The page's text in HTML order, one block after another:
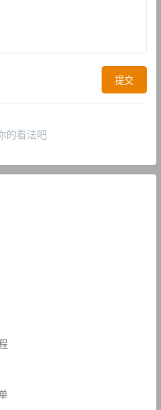
提交
的看法吧